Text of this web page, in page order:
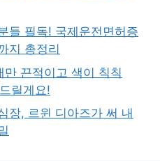
들 필독! 국제운전면허증
지 총정리
만 끈적이고 색이 칙칙
릴게요!
장, 르윈 디아즈가 써 내